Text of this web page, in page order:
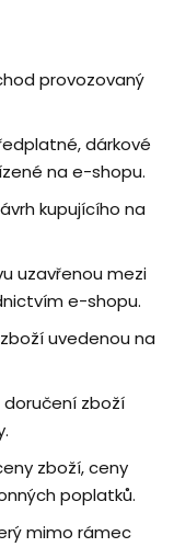
provozovaný
dárkové
na e-shopu.
kupujícího na
uzavřenou mezi
e-shopu.
uvedenou na
zboží
zboží, ceny
poplatků.
mimo rámec